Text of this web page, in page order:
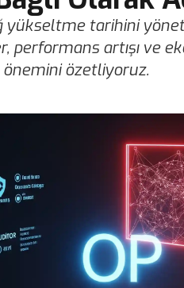
tarihini
performans artışı ve
özetliyoruz.